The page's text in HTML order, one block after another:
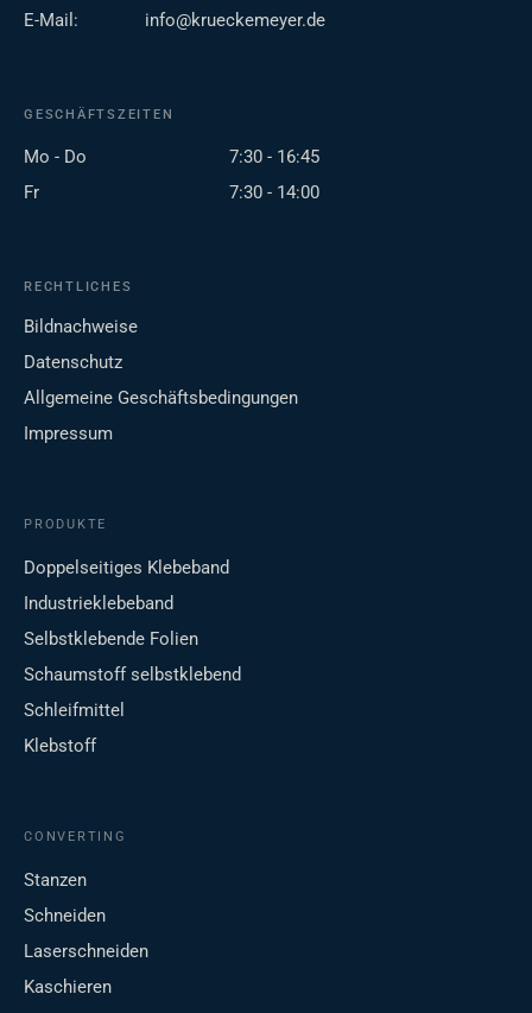
E-Mail:
info@krueckemeyer.de
GESCHÄFTSZEITEN
Mo - Do
7:30 - 16:45
Fr
7:30 - 14:00
RECHTLICHES
Bildnachweise
Datenschutz
Allgemeine Geschäftsbedingungen
Impressum
PRODUKTE
Doppelseitiges Klebeband
Industrieklebeband
Selbstklebende Folien
Schaumstoff selbstklebend
Schleifmittel
Klebstoff
CONVERTING
Stanzen
Schneiden
Laserschneiden
Kaschieren